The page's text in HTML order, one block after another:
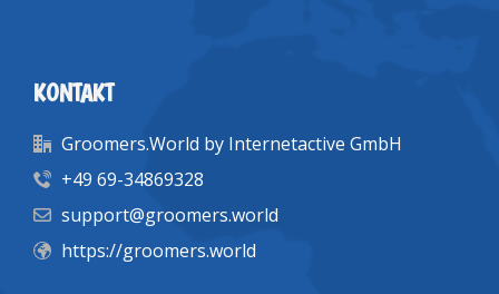
KONTAKT
Groomers.World by Internetactive GmbH
+49 69-34869328
support@groomers.world
https://groomers.world